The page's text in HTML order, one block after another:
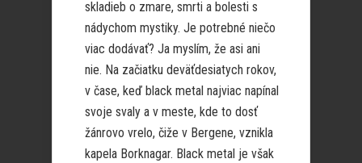
skladieb o zmare, smrti a bolesti s
nádychom mystiky. Je potrebné niečo
viac dodávať? Ja myslím, že asi ani
nie. Na začiatku deväťdesiatych rokov,
v čase, keď black metal najviac napínal
svoje svaly a v meste, kde to dosť
žánrovo vrelo, čiže v Bergene, vznikla
kapela Borknagar. Black metal je však